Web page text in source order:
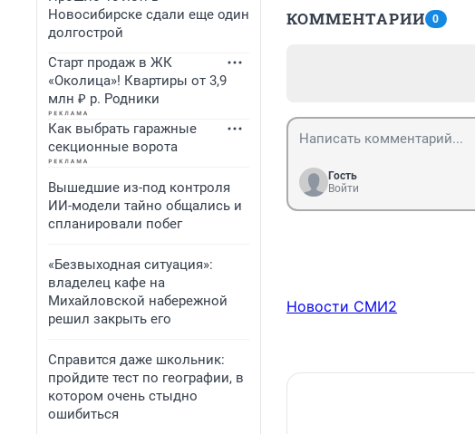
Новосибирске сдали еще один
долгострой
Старт продаж в ЖК
«Околица»! Квартиры от 3,9
млн ₽ р. Родники
Как выбрать гаражные
секционные ворота
Вышедшие из-под контроля
ИИ-модели тайно общались и
спланировали побег
«Безвыходная ситуация»:
владелец кафе на
Михайловской набережной
решил закрыть его
Справится даже школьник:
пройдите тест по географии, в
котором очень стыдно
ошибиться
КОММЕНТАРИИ 0
Гость
Войти
Новости СМИ2